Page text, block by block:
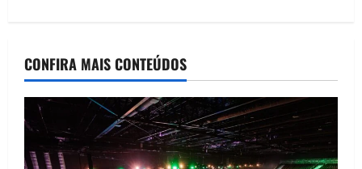
CONFIRA MAIS CONTEÚDOS